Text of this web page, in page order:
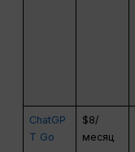
ChatGP
T Go
$8/
месяц